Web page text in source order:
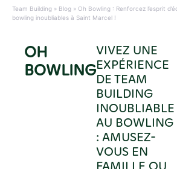
Team Building » Blog » Oh Bowling : Renforcez l’esprit
bowling inoubliables à Saint Marcel !
OH
BOWLING
VIVEZ UNE
EXPÉRIENCE
DE TEAM
BUILDING
INOUBLIABLE
AU BOWLING
: AMUSEZ-
VOUS EN